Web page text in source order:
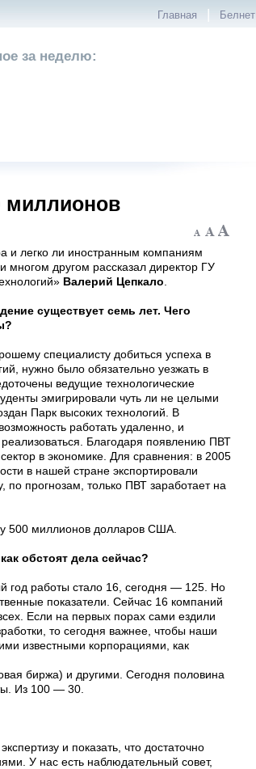
Главная | Белнет
за неделю:
миллионов
и легко ли иностранным компаниям
многом другом рассказал директор ГУ
Валерий Цепкало
существует семь лет. Чего
специалисту добиться успеха в
нужно было обязательно уезжать в
ведущие технологические
эмигрировали чуть ли не целыми
Парк высоких технологий. В
работать удаленно, и
Благодаря появлению ПВТ
в экономике. Для сравнения: в 2005
в нашей стране экспортировали
прогнозам, только ПВТ заработает на
500 миллионов долларов США.
обстоят дела сейчас?
год работы стало 16, сегодня — 125. Но
показатели. Сейчас 16 компаний
Если на первых порах сами ездили
то сегодня важнее, чтобы наши
известными корпорациями, как
биржа) и другими. Сегодня половина
Из 100 — 30.
и показать, что достаточно
У нас есть наблюдательный совет,